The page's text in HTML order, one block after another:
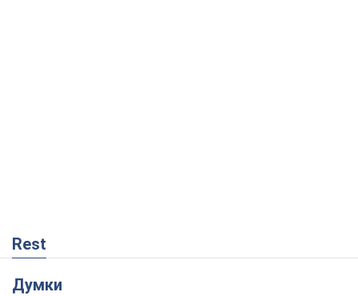
Rest
Думки